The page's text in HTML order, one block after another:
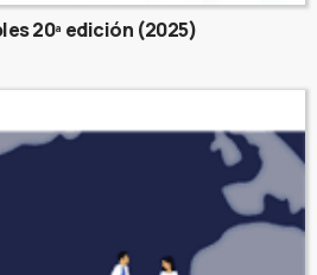
20ª edición (2025)